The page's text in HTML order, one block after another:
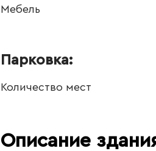
Мебель
Парковка:
Количество мест
Описание